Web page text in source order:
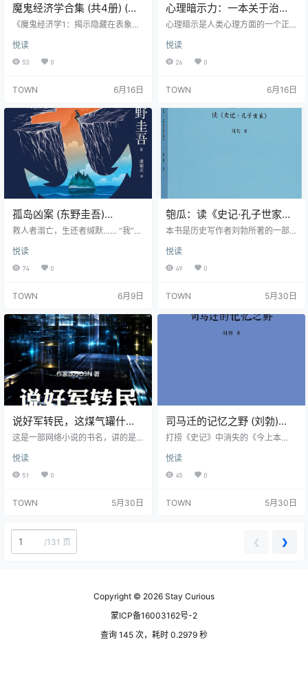
魔鬼经济学合集 (共4册) (史
蒂芬·列维特／史蒂芬·都伯
《魔鬼经济学1：揭示隐藏在表象之
材日常生活，以经济学的方式来探
索日常事物背后的世界：念书给婴
儿听会不会使他日后成为一个好学
团的结构其实和麦当劳的组织很
响不大…… 话题五花八门，却都与我
们看待这个世界的方式有关。 《魔
鬼经济学2：拥有清晰思维的艺术》
阿基米德曾经说过，如果能给他一
个支点，他能把…
悦读
53 0
TOWN 6月16日
心理暗示力：一本关于治
愈、力量、教育与成功的心
(epub,azw3,pdf)
心理暗示是人类心理方面的一个正
的情况下，通过感官给予自己或他
人心理暗示或刺激。值得注意的
是：所有的心理暗示只有转变成自
示是意识思想的发生部分与潜意识
会告诉你注意什么、追求什么、致
和影响你的行为，使你相信自己能
悦读
26 0
TOWN 6月16日
孤岛凶案 (东野圭吾)
(epub,azw3)
救人者溺亡，生还者缄默…… “我”的
料随即被窃。 “我”作为一名推理小
说作家，和编辑冬子开始追查这起
杀人预告竟开启了死亡循环，谋杀
水面，暗处却有双眼睛死死盯着每
个试图靠近真相的人。 隐藏在这一
切背后的真相到底是什么？ 充满杀
人预告的连环罪案！
悦读
74 0
TOWN 6月9日
匏瓜：读《史记·孔子世家》
(刘勃) (epub,azw3)
本书是历史写作者刘勃所著的一部
家》的一次精读。刘勃参照《论
语》和《左传》等相关历史资料进
读，并展开多重线索的想象与推
“成圣之路”，为读者理解孔子的选
择、思想和境遇开拓出一个丰富的
悦读
49 0
TOWN 5月30日
说好军转民，这煤气罐什么
鬼？ (那年回响)
这是一部网络小说的书名，讲的是
笑故事。主角重生 1982 年搞军转
民，结果生产的煤气罐等民用产品
“造火箭不如卖茶叶蛋”的历史背景，
悦读
51 0
TOWN 5月30日
司马迁的记忆之野 (刘勃)
(epub,azw3)
打捞《史记》中消失的《今上本
原司马迁作为历史见证人的视角，
看尽大时代中的个人命运 刘勃最新
代，但不是全面介绍汉武帝时代。
事件的视角。 在司马迁的见证下，
汉武时期的儒臣、名将、酷吏、后
悦读
45 0
TOWN 5月30日
/131 页 ❮ ❯
Copyright © 2026 Stay Curious
蒙ICP备16003162号-2
查询 145 次，耗时 0.2979 秒